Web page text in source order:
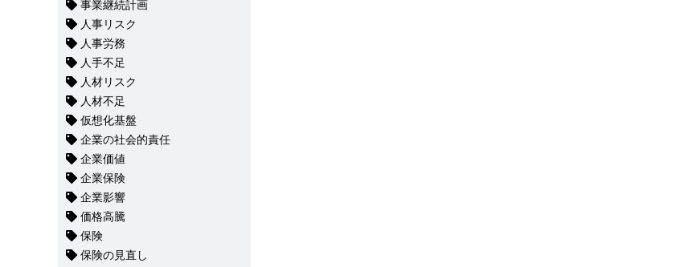
事業継続計画
人事リスク
人事労務
人手不足
人材リスク
人材不足
仮想化基盤
企業の社会的責任
企業価値
企業保険
企業影響
価格高騰
保険
保険の見直し